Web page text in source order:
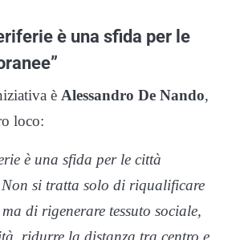
è una sfida per le
è Alessandro De Nando,
loco:
è una sfida per le città
Non si tratta solo di riqualificare
di rigenerare tessuto sociale,
ridurre la distanza tra centro e